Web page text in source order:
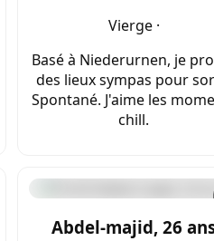
Vierge ·
Basé à Niederurnen, je
des lieux sympas pour
Spontané. J'aime les
chill.
Abdel-majid, 26